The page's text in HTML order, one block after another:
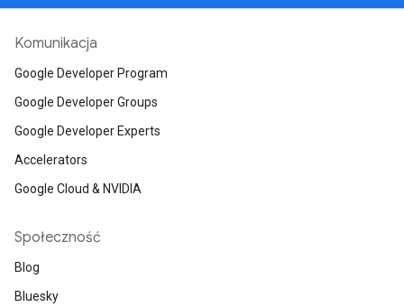
Komunikacja
Google Developer Program
Google Developer Groups
Google Developer Experts
Accelerators
Google Cloud & NVIDIA
Społeczność
Blog
Bluesky